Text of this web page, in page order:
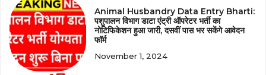
Animal Husbandry Data Entry Bharti:
पशुपालन विभाग डाटा एंट्री ऑपरेटर भर्ती का
नोटिफिकेशन हुआ जारी, दसवीं पास भर सकेंगे आवेदन
फॉर्म
November 1, 2024